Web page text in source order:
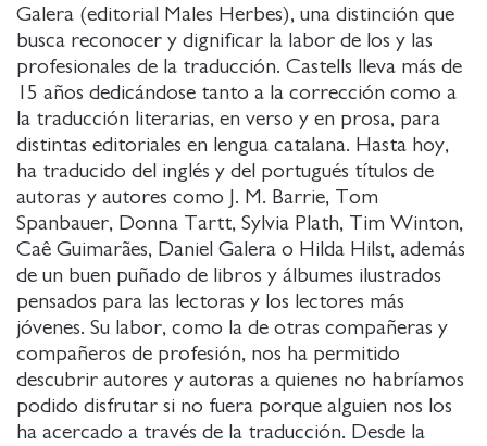
Galera (editorial Males Herbes), una distinción que
busca reconocer y dignificar la labor de los y las
profesionales de la traducción. Castells lleva más de
15 años dedicándose tanto a la corrección como a
la traducción literarias, en verso y en prosa, para
distintas editoriales en lengua catalana. Hasta hoy,
ha traducido del inglés y del portugués títulos de
autoras y autores como J. M. Barrie, Tom
Spanbauer, Donna Tartt, Sylvia Plath, Tim Winton,
Caê Guimarães, Daniel Galera o Hilda Hilst, además
de un buen puñado de libros y álbumes ilustrados
pensados para las lectoras y los lectores más
jóvenes. Su labor, como la de otras compañeras y
compañeros de profesión, nos ha permitido
descubrir autores y autoras a quienes no habríamos
podido disfrutar si no fuera porque alguien nos los
ha acercado a través de la traducción. Desde la